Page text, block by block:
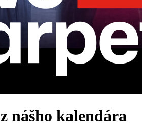
nášho kalendára